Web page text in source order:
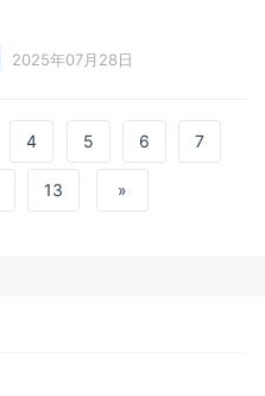
2025年07月28日
4 5 6 7
13 »